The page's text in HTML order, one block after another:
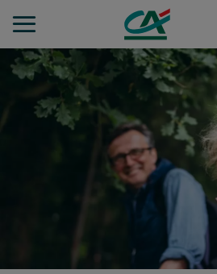
au
Aller au
Contenu
au